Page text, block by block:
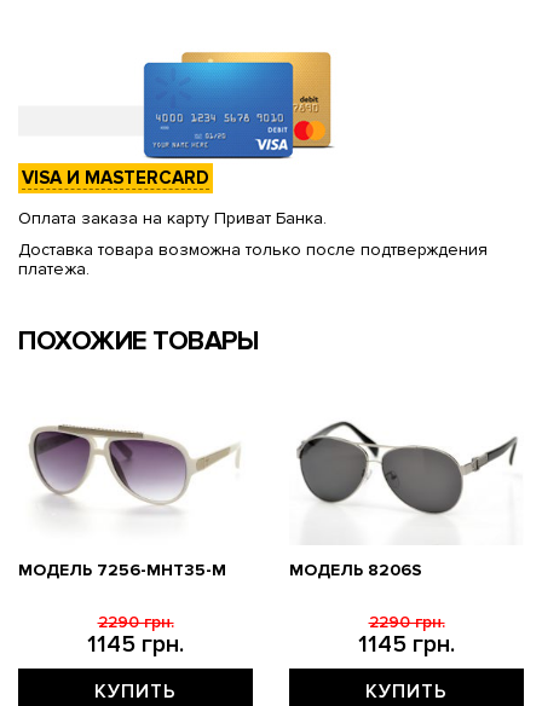
VISA И MASTERCARD
Оплата заказа на карту Приват Банка.
Доставка товара возможна только после подтверждения
платежа.
ПОХОЖИЕ ТОВАРЫ
МОДЕЛЬ 7256-MHT35-M
1145 грн.
2290 грн.
КУПИТЬ
МОДЕЛЬ 8206S
1145 грн.
2290 грн.
КУПИТЬ